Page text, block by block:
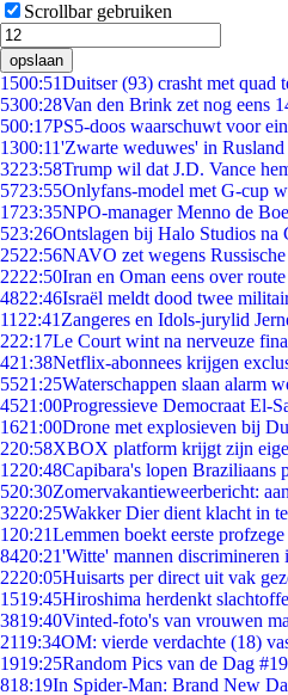
Scrollbar gebruiken
opslaan
1500:51Duitser (93) crasht met quad
5300:28Van den Brink zet nog eens
500:17PS5-doos waarschuwt voor
1300:11'Zwarte weduwes' in
3223:58Trump wil dat J.D. Vance
5723:55Onlyfans-model met G-cup
1723:35NPO-manager Menno de
523:26Ontslagen bij Halo Studios na
2522:56NAVO zet wegens
2222:50Iran en Oman eens over
4822:46Israël meldt dood twee
11 22:41 Zangeres en Idols-jurylid
222:17Le Court wint na nerveuze
421:38Netflix-abonnees krijgen
5521:25Waterschappen slaan alarm
4521:00Progressieve Democraat El-
1621:00Drone met explosieven bij
220:58XBOX platform krijgt zijn
1220:48Capibara's lopen Braziliaans
520:30Zomervakantieweerbericht:
3220:25Wakker Dier dient klacht in
1 20:21Lemmen boekt eerste
8420:21'Witte' mannen
2220:05Huisarts per direct uit vak
1519:45Hiroshima herdenkt
3819:40Vinted-foto's van vrouwen
2119:34OM: vierde verdachte (18)
1919:25Random Pics van de Dag
818:19In Spider-Man: Brand New